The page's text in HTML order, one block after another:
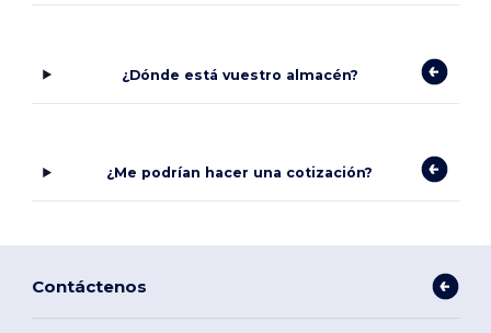
¿Dónde está vuestro almacén?
¿Me podrían hacer una cotización?
Contáctenos